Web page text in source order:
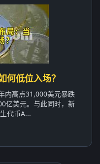
低位入场？
内高点31,000美元暴跌
亿美元。与此同时，新
代币A...